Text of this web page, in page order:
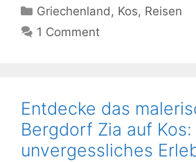
Kategorien
Griechenland, Kos, Reisen
1 Comment
Entdecke das
Bergdorf Zia auf Kos:
unvergessliches